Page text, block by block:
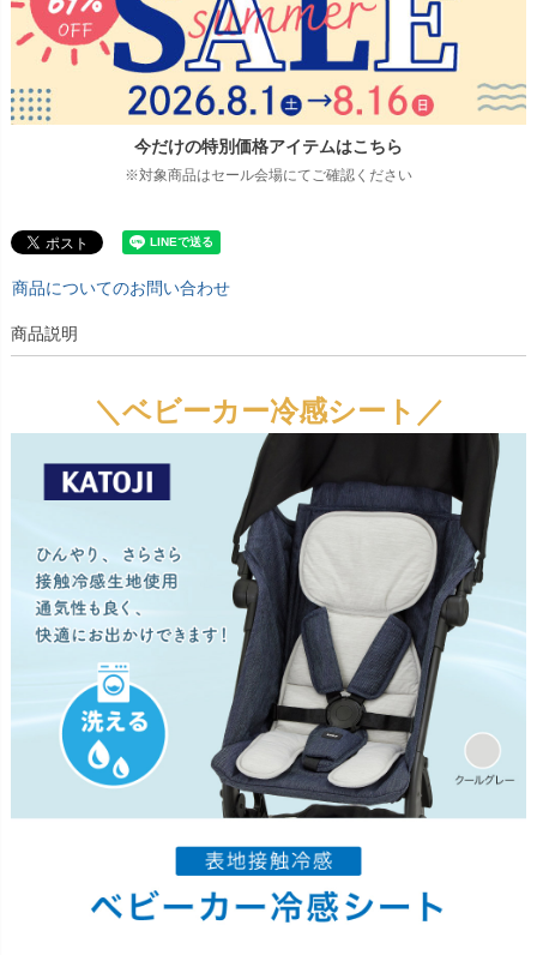
今だけの特別価格アイテムはこちら
※対象商品はセール会場にてご確認ください
商品についてのお問い合わせ
商品説明
＼ベビーカー冷感シート／